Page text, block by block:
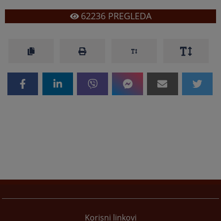
62236PREGLEDA
Korisni linkovi